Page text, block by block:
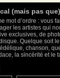
(mais pas que)
mot d’ordre : vous
les artistes qui
exclusives, de
Quelque soit
chanson,
la sincérité et le